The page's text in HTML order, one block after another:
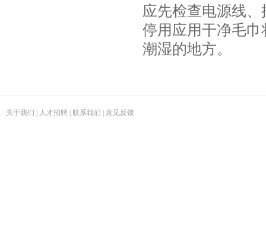
应先检查电源线
停用应用干净毛
潮湿的地方。
关于我们 人才招聘 联系我们 意见反馈